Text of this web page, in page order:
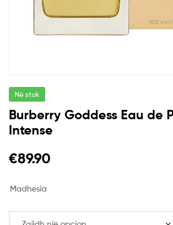
Në stok
Burberry Goddess Eau de
Intense
€89.90
Madhesia